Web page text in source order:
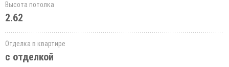
Высота потолка
2.62
Отделка в квартире
с отделкой